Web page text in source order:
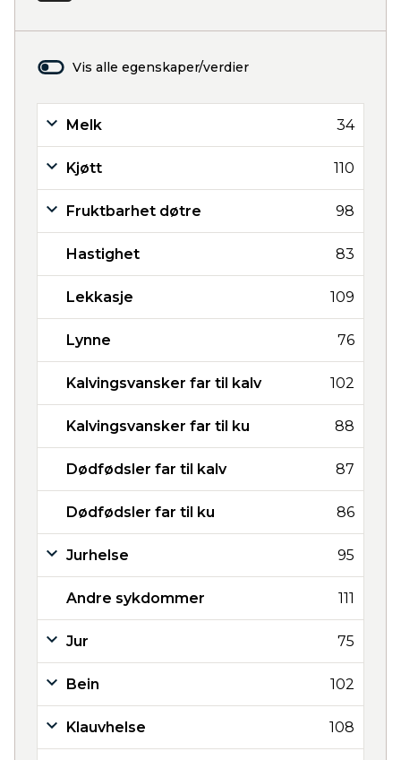
Vis alle egenskaper/verdier
Melk 34
Kjøtt 110
Fruktbarhet døtre 98
Hastighet 83
Lekkasje 109
Lynne 76
Kalvingsvansker far til kalv 102
Kalvingsvansker far til ku 88
Dødfødsler far til kalv 87
Dødfødsler far til ku 86
Jurhelse 95
Andre sykdommer 111
Jur 75
Bein 102
Klauvhelse 108